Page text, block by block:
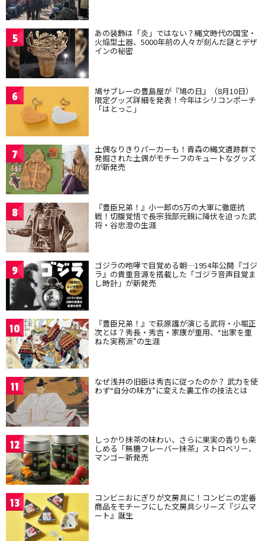
5 あの装飾は「炎」ではない？縄文時代の国宝・
火焔型土器、5000年前の人々が刻んだ謎とデザ
インの秘密
6 鳩サブレーの豊島屋が『鳩の日』（8月10日）
限定グッズ詳細を発表！今年はシリコンポーチ
「はとっこ」
7 土偶なりきりパーカーも！青森の縄文遺跡群で
発掘された土偶がモチーフのキュートなグッズ
が新発売
8 『豊臣兄弟！』小一郎の5万の大軍に徹底抗
戦！切腹覚悟で長宗我部元親に降伏を迫った武
将・谷忠澄の生涯
9 ゴジラの咆哮で目覚める朝…1954年公開『ゴジ
ラ』の貴重音源を搭載した「ゴジラ音声目覚ま
し時計」が新発売
10 『豊臣兄弟！』で萩原護が演じる武将・小堀正
次とは？秀長・秀吉・家康が重用、“出家を重
ねた実務派”の生涯
11 なぜ浅井の旧臣は秀吉に従ったのか？ 武力を使
わず“自分の味方”に変えた裏工作の技法とは
12 しっかり抹茶の味わい、さらに果実の香りも楽
しめる「無糖フレーバー抹茶」ストロベリー、
マンゴー新発売
13 コンビニおにぎりが文房具に！コンビニの定番
商品をモチーフにした文房具シリーズ『ジムマ
ート』誕生